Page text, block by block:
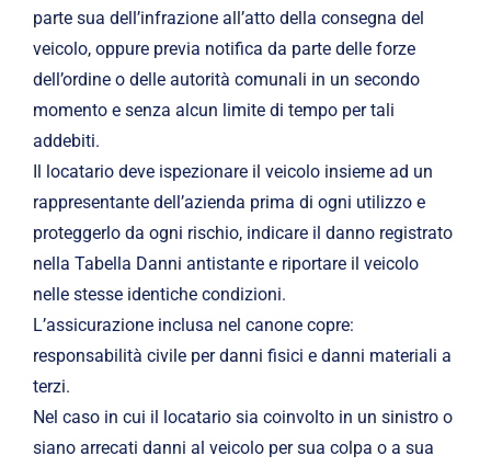
parte sua dell’infrazione all’atto della consegna del
veicolo, oppure previa notifica da parte delle forze
dell’ordine o delle autorità comunali in un secondo
momento e senza alcun limite di tempo per tali
addebiti.
Il locatario deve ispezionare il veicolo insieme ad un
rappresentante dell’azienda prima di ogni utilizzo e
proteggerlo da ogni rischio, indicare il danno registrato
nella Tabella Danni antistante e riportare il veicolo
nelle stesse identiche condizioni.
L’assicurazione inclusa nel canone copre:
responsabilità civile per danni fisici e danni materiali a
terzi.
Nel caso in cui il locatario sia coinvolto in un sinistro o
siano arrecati danni al veicolo per sua colpa o a sua